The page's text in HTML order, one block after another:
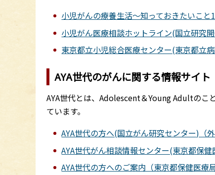
小児がんの療養生活～知っておきたいこと
小児がん医療相談ホットライン(国立研究
東京都立小児総合医療センター(東京都立
AYA世代のがんに関する情報サイト
AYA世代とは、Adolescent＆Young Adultのこ
ています。
AYA世代の方へ(国立がん研究センター)（外
AYA世代がん相談情報センター(東京都保健
AYA世代の方へのご案内（東京都保健医療